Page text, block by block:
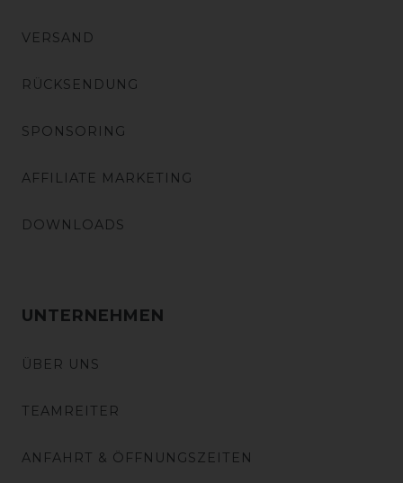
VERSAND
RÜCKSENDUNG
SPONSORING
AFFILIATE MARKETING
DOWNLOADS
UNTERNEHMEN
ÜBER UNS
TEAMREITER
ANFAHRT & ÖFFNUNGSZEITEN